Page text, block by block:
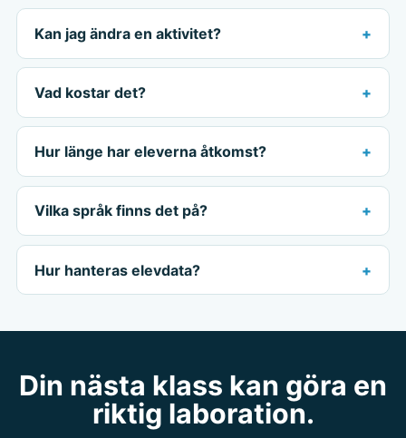
Kan jag ändra en aktivitet?
Vad kostar det?
Hur länge har eleverna åtkomst?
Vilka språk finns det på?
Hur hanteras elevdata?
Din nästa klass kan göra en
riktig laboration.